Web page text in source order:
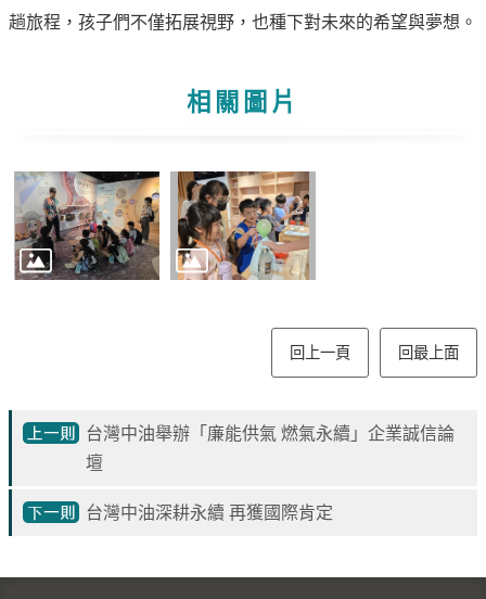
護
耕
關
懷
永
最
息
動
趟旅程，孩子們不僅拓展視野，也種下對未來的希望與夢想。
相關圖片
回上一頁 回最上面
台灣中油舉辦「廉能供氣 燃氣永續」企業誠信論
壇
台灣中油深耕永續 再獲國際肯定